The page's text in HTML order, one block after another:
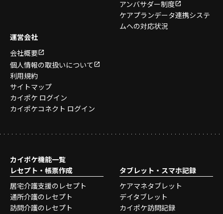
アンバサダー制度
ケアプランデータ連携システ
ムへの対応状況
運営会社
会社概要
個人情報の取扱いについて
利用規約
サイトマップ
カイポケ ログイン
カイポケコネクト ログイン
カイポケ機能一覧
レセプト・帳票作成
居宅介護支援のレセプト
通所介護のレセプト
訪問介護のレセプト
タブレット・スマホ記録
ケアマネタブレット
デイタブレット
カイポケ訪問記録